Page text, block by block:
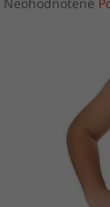
hviezdičiek.
Neohodnotené